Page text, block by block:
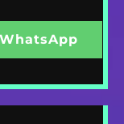
WhatsApp